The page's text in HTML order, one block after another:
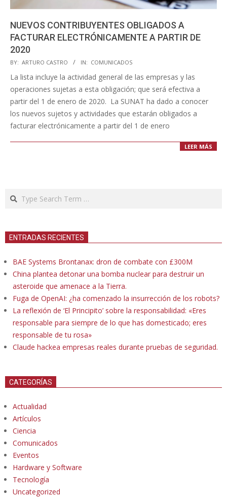
NUEVOS CONTRIBUYENTES OBLIGADOS A
FACTURAR ELECTRÓNICAMENTE A PARTIR DE
2020
2019-
08-
BY: ARTURO CASTRO IN: COMUNICADOS
La lista incluye la actividad general de las empresas y las
operaciones sujetas a esta obligación; que será efectiva a
partir del 1 de enero de 2020. La SUNAT ha dado a conocer
los nuevos sujetos y actividades que estarán obligados a
facturar electrónicamente a partir del 1 de enero
LEER MÁS
Search
ENTRADAS RECIENTES
BAE Systems Brontanax: dron de combate con £300M
China plantea detonar una bomba nuclear para destruir un
asteroide que amenace a la Tierra.
Fuga de OpenAI: ¿ha comenzado la insurrección de los robots?
La reflexión de ‘El Principito’ sobre la responsabilidad: «Eres
responsable para siempre de lo que has domesticado; eres
responsable de tu rosa»
Claude hackea empresas reales durante pruebas de seguridad.
CATEGORÍAS
Actualidad
Artículos
Ciencia
Comunicados
Eventos
Hardware y Software
Tecnología
Uncategorized